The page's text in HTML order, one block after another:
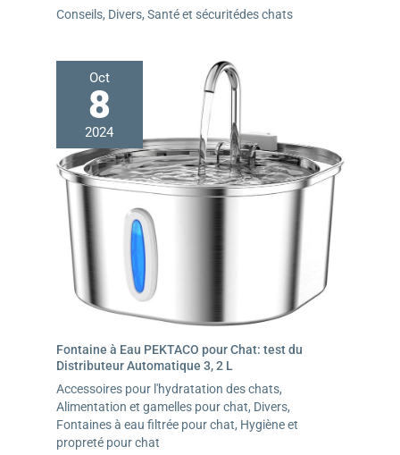
Conseils, Divers, Santé et sécuritédes chats
Oct
8
2024
Fontaine à Eau PEKTACO pour Chat: test du
Distributeur Automatique 3, 2 L
Accessoires pour l'hydratation des chats,
Alimentation et gamelles pour chat, Divers,
Fontaines à eau filtrée pour chat, Hygiène et
propreté pour chat